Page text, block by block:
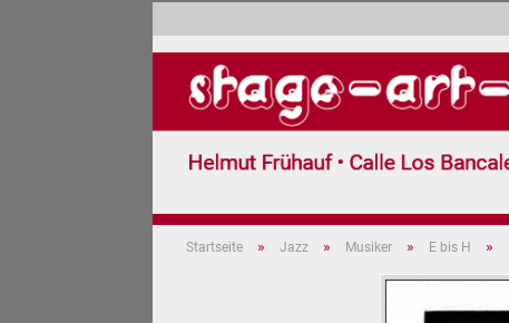
Startseite » Jazz » Musiker » E bis H »